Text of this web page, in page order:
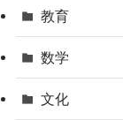
教育
数学
文化